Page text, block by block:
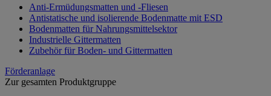
Anti-Ermüdungsmatten und -Fliesen
Antistatische und isolierende Bodenmatte mit ESD
Bodenmatten für Nahrungsmittelsektor
Industrielle Gittermatten
Zubehör für Boden- und Gittermatten
Förderanlage
Zur gesamten Produktgruppe